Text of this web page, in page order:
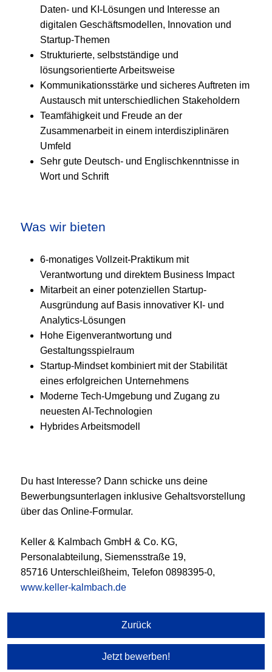
Daten- und KI-Lösungen und Interesse an
digitalen Geschäftsmodellen, Innovation und
Startup-Themen
Strukturierte, selbstständige und
lösungsorientierte Arbeitsweise
Kommunikationsstärke und sicheres Auftreten im
Austausch mit unterschiedlichen Stakeholdern
Teamfähigkeit und Freude an der
Zusammenarbeit in einem interdisziplinären
Umfeld
Sehr gute Deutsch- und Englischkenntnisse in
Wort und Schrift
Was wir bieten
6-monatiges Vollzeit-Praktikum mit
Verantwortung und direktem Business Impact
Mitarbeit an einer potenziellen Startup-
Ausgründung auf Basis innovativer KI- und
Analytics-Lösungen
Hohe Eigenverantwortung und
Gestaltungsspielraum
Startup-Mindset kombiniert mit der Stabilität
eines erfolgreichen Unternehmens
Moderne Tech-Umgebung und Zugang zu
neuesten AI-Technologien
Hybrides Arbeitsmodell
Du hast Interesse? Dann schicke uns deine
Bewerbungsunterlagen inklusive Gehaltsvorstellung
über das Online-Formular.
Keller & Kalmbach GmbH & Co. KG,
Personalabteilung, Siemensstraße 19,
85716 Unterschleißheim, Telefon 0898395-0,
www.keller-kalmbach.de
Zurück
Jetzt bewerben!